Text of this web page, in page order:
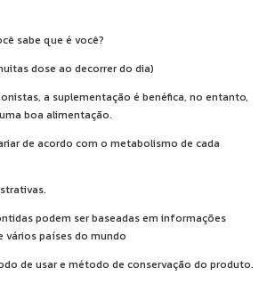
sabe que é você?
dose ao decorrer do dia)
a suplementação é benéfica, no entanto,
boa alimentação.
de acordo com o metabolismo de cada
podem ser baseadas em informações
vários países do mundo
de usar e método de conservação do produto.